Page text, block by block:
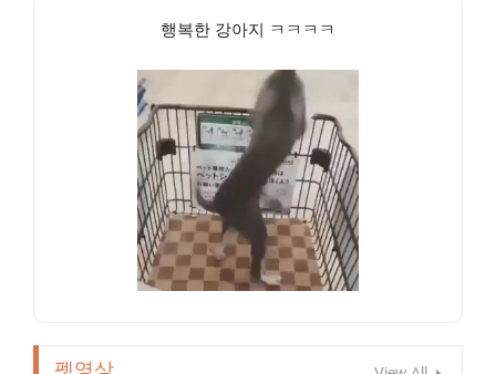
행복한 강아지 ㅋㅋㅋㅋ
펫영상